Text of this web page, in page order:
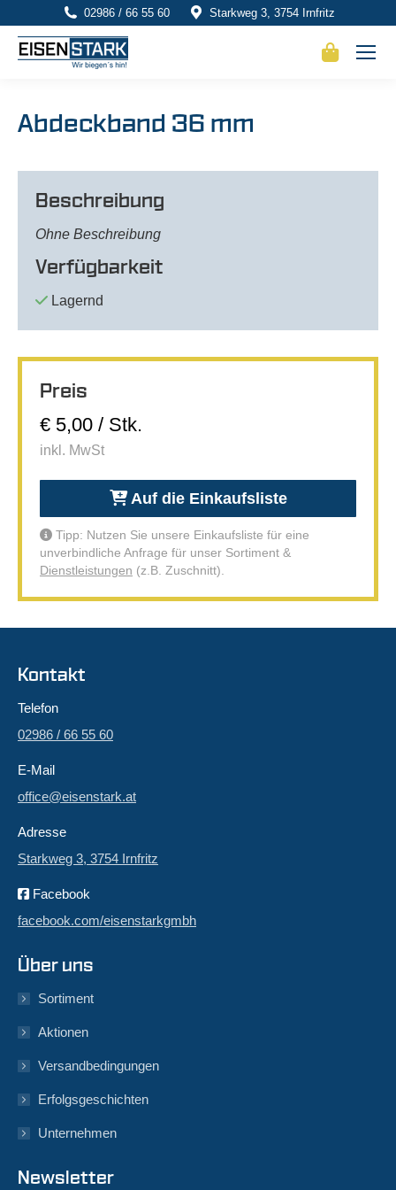
02986 / 66 55 60 Starkweg 3, 3754 Irnfritz
Abdeckband 36 mm
Beschreibung
Ohne Beschreibung
Verfügbarkeit
Lagernd
Preis
€ 5,00 / Stk.
inkl. MwSt
Auf die Einkaufsliste
Tipp: Nutzen Sie unsere Einkaufsliste für eine
unverbindliche Anfrage für unser Sortiment &
Dienstleistungen (z.B. Zuschnitt).
Kontakt
Telefon
02986 / 66 55 60
E-Mail
office@eisenstark.at
Adresse
Starkweg 3, 3754 Irnfritz
Facebook
facebook.com/eisenstarkgmbh
Über uns
Sortiment
Aktionen
Versandbedingungen
Erfolgsgeschichten
Unternehmen
Newsletter